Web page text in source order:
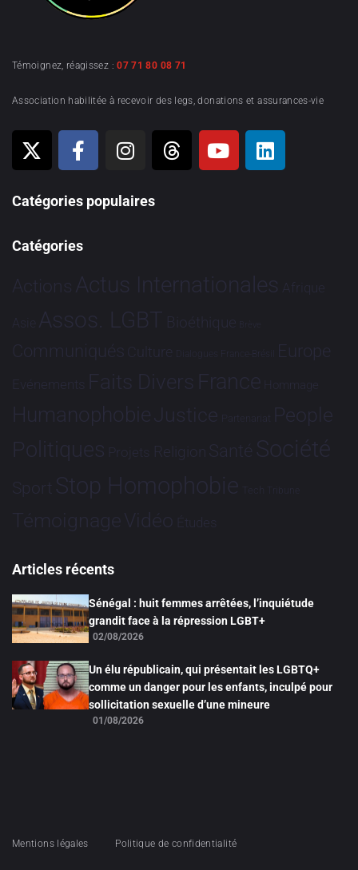
Témoignez, réagissez :07 71 80 08 71
Association habilitée à recevoir des legs, donations et assurances-vie
Catégories populaires
Catégories
Actions Actus Internationales Afrique
Asie Assos. LGBT Bioéthique Brève
Communiqués Culture Dialogues France-Brésil Europe
Evénements Faits Divers France Hommage
HumanophobieJustice Partenariat People
Politiques Projets Religion Santé Société
Sport Stop Homophobie Tech Tribune
TémoignageVidéo Études
Articles récents
Sénégal : huit femmes arrêtées, l’inquiétude
grandit face à la répression LGBT+
02/08/2026
Un élu républicain, qui présentait les LGBTQ+
comme un danger pour les enfants, inculpé pour
sollicitation sexuelle d’une mineure
01/08/2026
Mentions légales Politique de confidentialité